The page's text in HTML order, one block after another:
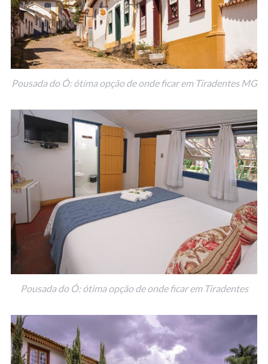
Pousada do Ó: ótima opção de onde ficar em Tiradentes MG
Pousada do Ó: ótima opção de onde ficar em Tiradentes